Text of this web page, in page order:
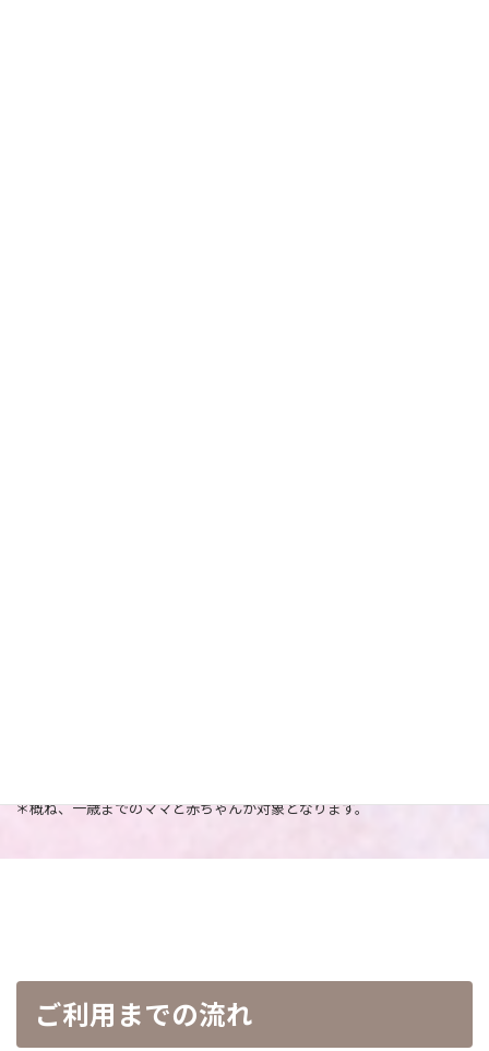
＊概ね、一歳までのママと赤ちゃんが対象となります。
ご利用までの流れ